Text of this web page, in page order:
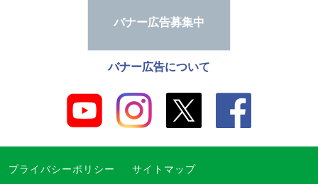
バナー広告募集中
バナー広告について
プライバシーポリシー サイトマップ